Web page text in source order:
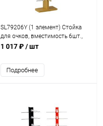
SL79206Y (1 элемент) Стойка
для очков, вместимость 6шт.,
H=480мм, W=180мм
1 017 ₽/ шт
Подробнее